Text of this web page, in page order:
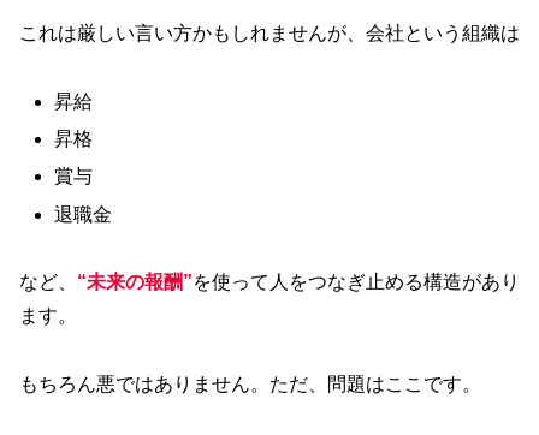
これは厳しい言い方かもしれませんが、会社という組織は
昇給
昇格
賞与
退職金
など、 “未来の報酬”を使って人をつなぎ止める構造があり
ます。
もちろん悪ではありません。ただ、問題はここです。